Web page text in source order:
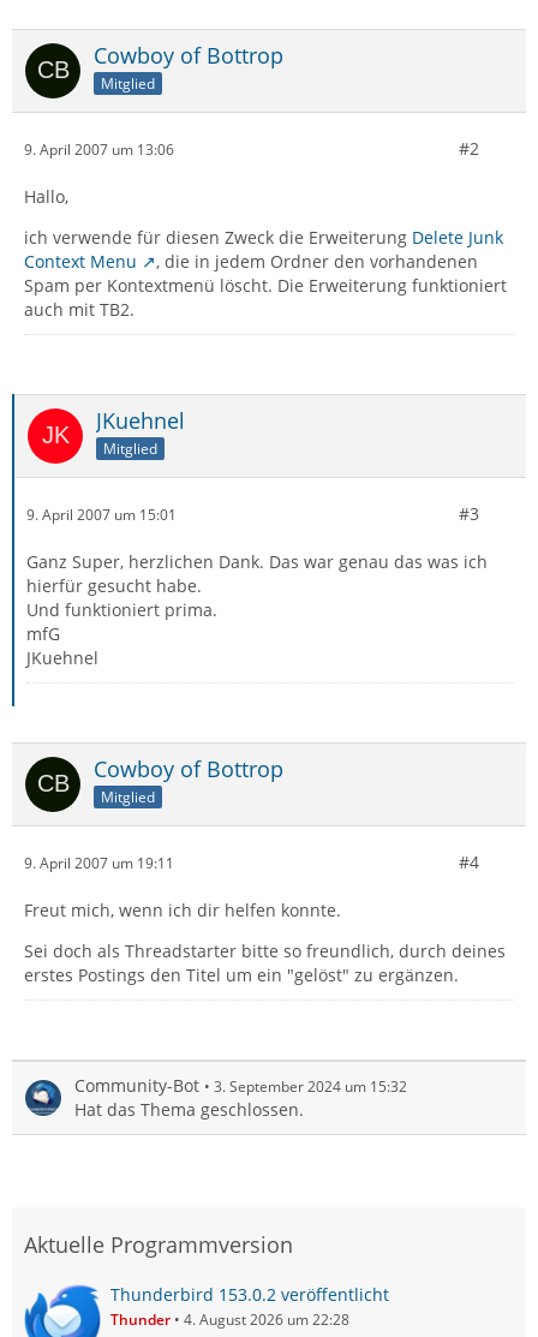
Cowboy of Bottrop
Mitglied
9. April 2007 um 13:06 #2
Hallo,
ich verwende für diesen Zweck die Erweiterung Delete Junk
Context Menu
, die in jedem Ordner den vorhandenen
Spam per Kontextmenü löscht. Die Erweiterung funktioniert
auch mit TB2.
JKuehnel
Mitglied
9. April 2007 um 15:01 #3
Ganz Super, herzlichen Dank. Das war genau das was ich
hierfür gesucht habe.
Und funktioniert prima.
mfG
JKuehnel
Cowboy of Bottrop
Mitglied
9. April 2007 um 19:11 #4
Freut mich, wenn ich dir helfen konnte.
Sei doch als Threadstarter bitte so freundlich, durch deines
erstes Postings den Titel um ein "gelöst" zu ergänzen.
Community-Bot 3. September 2024 um 15:32
Hat das Thema geschlossen.
Aktuelle Programmversion
Thunderbird 153.0.2 veröffentlicht
Thunder 4. August 2026 um 22:28